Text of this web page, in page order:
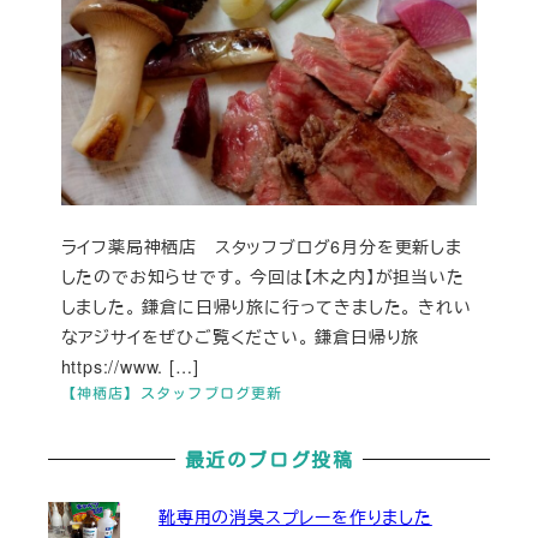
【神栖店】スタッフブログ更新
ライフ薬局神栖店 スタッフブログ6月分を更新しま
したのでお知らせです。 今回は【木之内】が担当いた
しました。 鎌倉に日帰り旅に行ってきました。 きれい
なアジサイをぜひご覧ください。 鎌倉日帰り旅
https://www. […]
最近のブログ投稿
靴専用の消臭スプレーを作りました